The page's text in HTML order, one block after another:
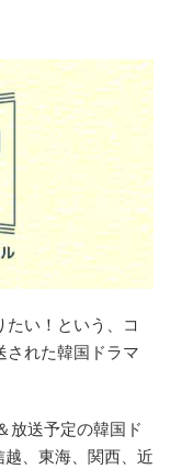
い！という、コ
された韓国ドラマ
放送予定の韓国ド
、東海、関西、近